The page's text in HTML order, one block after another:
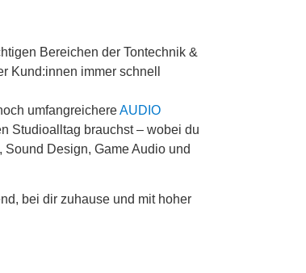
Bereichen der Tontechnik &
Kund:innen immer schnell
umfangreichereAUDIO
Studioalltag brauchst – wobei du
Design, Game Audio und
bei dir zuhause und mit hoher